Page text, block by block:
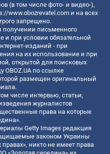
(в том числе фото- и видео-),
www.obozrevatel.com и на всех
запрещено.
получении письменного
и при условии обязательной
изданий - при
на их использование и при
открытой для поисковых
OBOZ.UA по ссылке
размещен оригинальный
числе интервью, статьи,
журналистов
права на которые
Getty Images редакция
законом Украины
никто не имеет права